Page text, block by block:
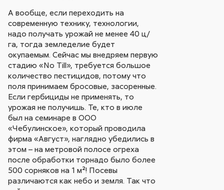
А вообще, если переходить на
современную технику, технологии,
надо получать урожай не менее 40 ц/
га, тогда земледелие будет
окупаемым. Сейчас мы внедряем первую
стадию «No Till», требуется большое
количество пестицидов, потому что
поля принимаем бросовые, засоренные.
Если гербициды не применять, то
урожая не получишь. Те, кто в июле
был на семинаре в ООО
«Чебулинское», который проводила
фирма «Август», наглядно убедились в
этом – на метровой полосе огреха
после обработки торнадо было более
500 сорняков на 1 м²! Посевы
различаются как небо и земля. Так что